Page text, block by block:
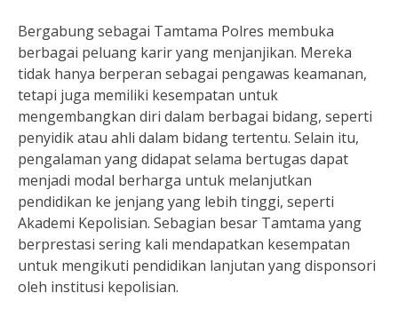
Bergabung sebagai Tamtama Polres membuka
berbagai peluang karir yang menjanjikan. Mereka
tidak hanya berperan sebagai pengawas keamanan,
tetapi juga memiliki kesempatan untuk
mengembangkan diri dalam berbagai bidang, seperti
penyidik atau ahli dalam bidang tertentu. Selain itu,
pengalaman yang didapat selama bertugas dapat
menjadi modal berharga untuk melanjutkan
pendidikan ke jenjang yang lebih tinggi, seperti
Akademi Kepolisian. Sebagian besar Tamtama yang
berprestasi sering kali mendapatkan kesempatan
untuk mengikuti pendidikan lanjutan yang disponsori
oleh institusi kepolisian.